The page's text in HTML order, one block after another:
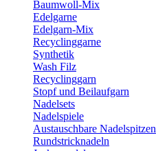
Baumwoll-Mix
Edelgarne
Edelgarn-Mix
Recyclinggarne
Synthetik
Wash Filz
Recyclinggarn
Stopf und Beilaufgarn
Nadelsets
Nadelspiele
Austauschbare Nadelspitzen
Rundstricknadeln